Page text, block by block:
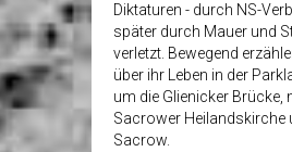
Diktaturen - durch NS-
später durch Mauer und
verletzt. Bewegend
über ihr Leben in der
um die Glienicker Brücke,
Sacrower Heilandskirche
Sacrow.